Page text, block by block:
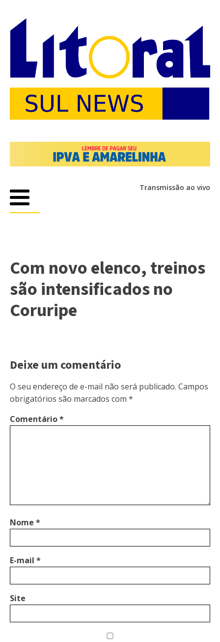
Transmissão ao vivo
Com novo elenco, treinos
são intensificados no
Coruripe
Deixe um comentário
O seu endereço de e-mail não será publicado. Campos
obrigatórios são marcados com *
Comentário*
Nome *
E-mail *
Site